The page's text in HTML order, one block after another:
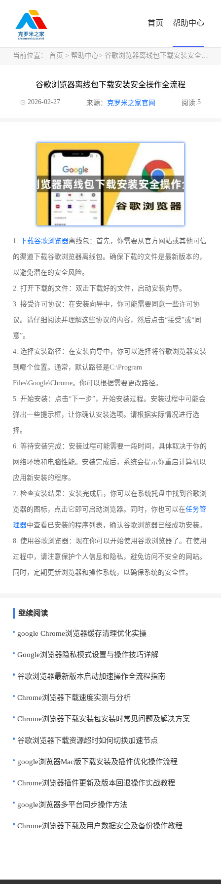
首页 帮助中心
当前位置： 首页 > 帮助中心> 谷歌浏览器离线包下载安装安全操作全流程
谷歌浏览器离线包下载安装安全操作全流程
2026-02-27 来源： 克罗米之家官网 阅读:5
1. 下载谷歌浏览器离线包：首先，你需要从官方网站或其他可信
的渠道下载谷歌浏览器离线包。确保下载的文件是最新版本的，
以避免潜在的安全风险。
2. 打开下载的文件：双击下载好的文件，启动安装向导。
3. 接受许可协议：在安装向导中，你可能需要同意一些许可协
议。请仔细阅读并理解这些协议的内容，然后点击“接受”或“同
意”。
4. 选择安装路径：在安装向导中，你可以选择将谷歌浏览器安装
到哪个位置。通常，默认路径是C:\Program
Files\Google\Chrome。你可以根据需要更改路径。
5. 开始安装：点击“下一步”，开始安装过程。安装过程中可能会
弹出一些提示框，让你确认安装选项。请根据实际情况进行选
择。
6. 等待安装完成：安装过程可能需要一段时间，具体取决于你的
网络环境和电脑性能。安装完成后，系统会提示你重启计算机以
应用新安装的程序。
7. 检查安装结果：安装完成后，你可以在系统托盘中找到谷歌浏
览器的图标，点击它即可启动浏览器。同时，你也可以在任务管
理器中查看已安装的程序列表，确认谷歌浏览器已经成功安装。
8. 使用谷歌浏览器：现在你可以开始使用谷歌浏览器了。在使用
过程中，请注意保护个人信息和隐私，避免访问不安全的网站。
同时，定期更新浏览器和操作系统，以确保系统的安全性。
继续阅读
google Chrome浏览器缓存清理优化实操
Google浏览器隐私模式设置与操作技巧详解
谷歌浏览器最新版本启动加速操作全流程指南
Chrome浏览器下载速度实测与分析
Chrome浏览器下载安装包安装时常见问题及解决方案
谷歌浏览器下载资源超时如何切换加速节点
google浏览器Mac版下载安装及插件优化操作流程
Chrome浏览器插件更新及版本回退操作实战教程
google浏览器多平台同步操作方法
Chrome浏览器下载及用户数据安全及备份操作教程